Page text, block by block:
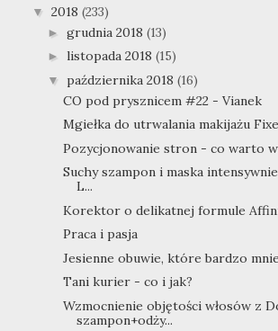
▼ 2018 (233)
► grudnia 2018 (13)
► listopada 2018 (15)
▼ października 2018 (16)
CO pod prysznicem #22 - Vianek
Mgiełka do utrwalania makijażu
Pozycjonowanie stron - co warto
Suchy szampon i maska
L...
Korektor o delikatnej formule
Praca i pasja
Jesienne obuwie, które bardzo
Tani kurier - co i jak?
Wzmocnienie objętości włosów z
szampon+odży...